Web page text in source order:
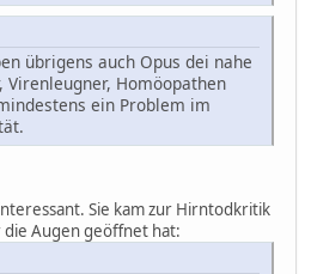
übrigens auch Opus dei nahe
Virenleugner, Homöopathen
ein Problem im
Sie kam zur Hirntodkritik
die Augen geöffnet hat: